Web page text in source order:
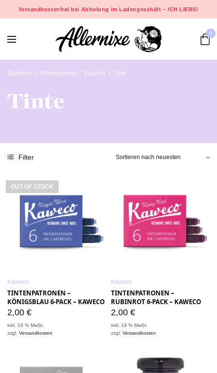
Versandkostenfrei bei Abholung im Ladengeschäft –ICH LIEBS!
0
Startseite / Schreibgeräte / Zubehör / Tinte
Tinte
Filter
OUT OF STOCK
Kaweco
TINTENPATRONEN –
KÖNIGSBLAU 6-PACK – KAWECO
2,00 €
inkl. 19 % MwSt.
zzgl.Versandkosten
Kaweco
TINTENPATRONEN –
RUBINROT 6-PACK – KAWECO
2,00 €
inkl. 19 % MwSt.
zzgl.Versandkosten